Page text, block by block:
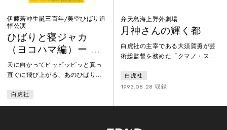
伊藤若冲生誕三百年/美空ひばり追
悼公演
ひばりと寝ジャカ
（ヨコハマ編）ー 男
は寝床、女はおしゃ
れ
天に向かってピッピッピッと真っ
直ぐに飛び上がる、あのひばりと
笑んでいる寝ジャカとが、十字架
のようにクロスして登場する。
白虎社
弁天島海上野外劇場
月神さんの輝く都
白虎社の主宰である大須賀勇が芸
術総監督を務めた「クマノ・スパ
バル）」での、白虎社と豪華音楽
陣による月光夜想曲、『月神（つ
録。大須賀の総合演出による当該
作品。＜自然との融合＞をめざす
白虎社
1993.08.28 収録